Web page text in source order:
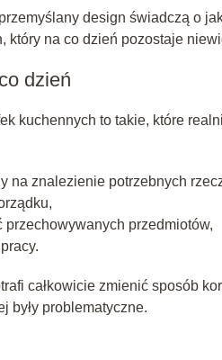
design świadczą o
który na co dzień pozostaje
dzień
kuchennych to takie, które
na znalezienie potrzebnych
przechowywanych przedmiotów,
całkowicie zmienić sposób
były problematyczne.